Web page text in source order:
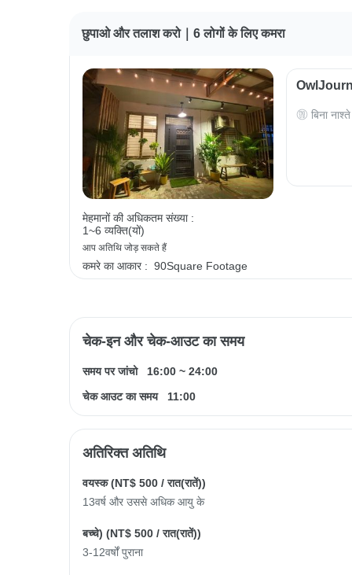
छुपाओ और तलाश करो｜6 लोगों के लिए कमरा
मेहमानों की अधिकतम संख्या :
1~6 व्यक्ति(यों)
आप अतिथि जोड़ सकते हैं
कमरे का आकार : 90Square Footage
बिना
चेक-इन और चेक-आउट का समय
समय पर जांचो 16:00 ~ 24:00
चेक आउट का समय
11:00
अतिरिक्त अतिथि
वयस्क (NT$ 500 / रात(रातें))
13वर्ष और उससे अधिक आयु के
बच्चे) (NT$ 500 / रात(रातें))
3-12वर्षों पुराना